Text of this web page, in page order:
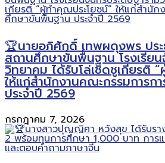
🏆นายอภิศักดิ์ เทพผดุงพร ปร
สถานศึกษาขั้นพื้นฐาน โรงเรียน
วิทยาคม ได้รับโล่เชิดชูเกียรติ
ให้แก่สำนักงานคณะกรรมการก
ประจำปี 2569
กรกฎาคม 7, 2026